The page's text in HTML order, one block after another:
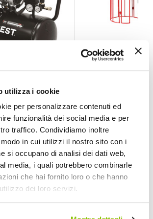
utilizza i cookie
per personalizzare contenuti ed
funzionalità dei social media e per
traffico. Condividiamo inoltre
in cui utilizzi il nostro sito con i
si occupano di analisi dei dati web,
media, i quali potrebbero combinarle
che hai fornito loro o che hanno
dei loro servizi.
Spedizione gratuita!
197,05 €
CONSEGNA IN 48H